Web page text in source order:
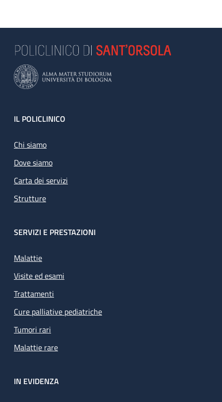
Footer
IL POLICLINICO
Chi siamo
Dove siamo
Carta dei servizi
Strutture
SERVIZI E PRESTAZIONI
Malattie
Visite ed esami
Trattamenti
Cure palliative pediatriche
Tumori rari
Malattie rare
IN EVIDENZA